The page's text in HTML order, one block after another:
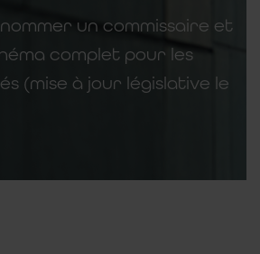
un commissaire et
complet pour les
(mise à jour législative le